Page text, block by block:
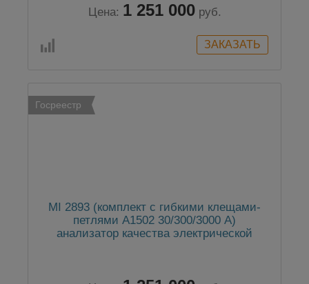
Цена: 1 251 000 руб.
Госреестр
MI 2893 (комплект с гибкими клещами-
петлями А1502 30/300/3000 А)
анализатор качества электрической